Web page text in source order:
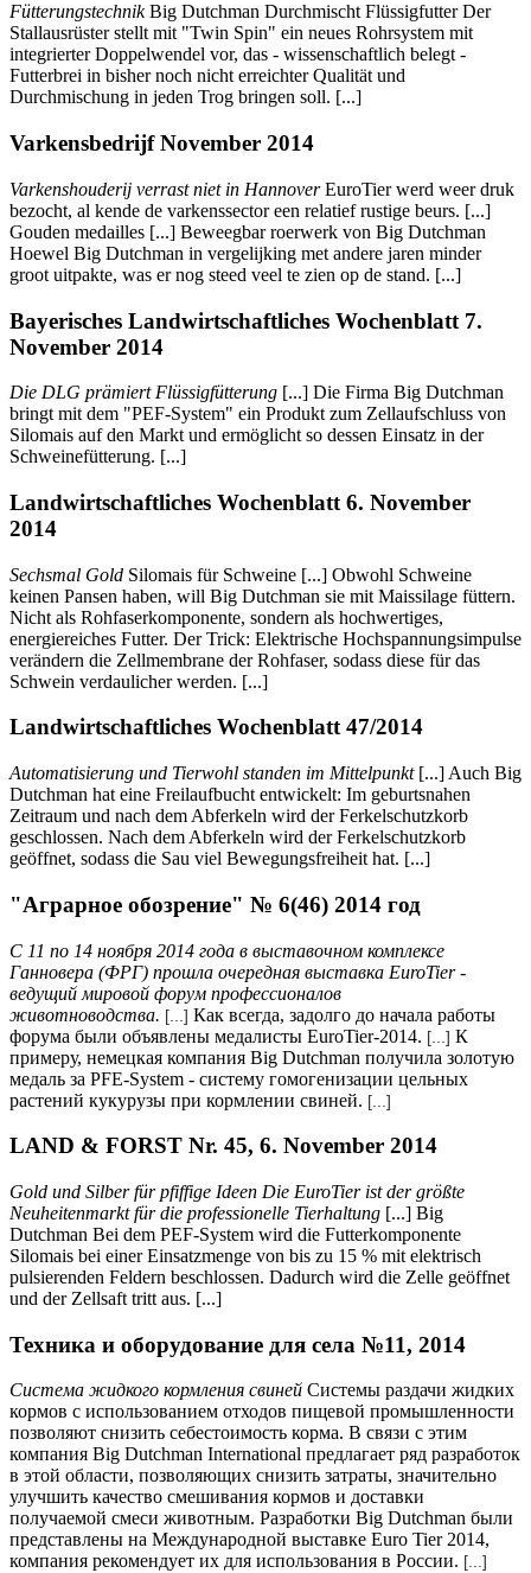
FütterungstechnikBig Dutchman Durchmischt Flüssigfutter Der
Stallausrüster stellt mit "Twin Spin" ein neues Rohrsystem mit
integrierter Doppelwendel vor, das - wissenschaftlich belegt -
Futterbrei in bisher noch nicht erreichter Qualität und
Durchmischung in jeden Trog bringen soll. [...]
Varkensbedrijf November 2014
Varkenshouderij verrast niet in HannoverEuroTier werd weer druk
bezocht, al kende de varkenssector een relatief rustige beurs. [...]
Gouden medailles [...] Beweegbar roerwerk von Big Dutchman
Hoewel Big Dutchman in vergelijking met andere jaren minder
groot uitpakte, was er nog steed veel te zien op de stand. [...]
Bayerisches Landwirtschaftliches Wochenblatt 7.
November 2014
Die DLG prämiert Flüssigfütterung [...] Die Firma Big Dutchman
bringt mit dem "PEF-System" ein Produkt zum Zellaufschluss von
Silomais auf den Markt und ermöglicht so dessen Einsatz in der
Schweinefütterung. [...]
Landwirtschaftliches Wochenblatt 6. November
2014
Sechsmal Gold Silomais für Schweine [...] Obwohl Schweine
keinen Pansen haben, will Big Dutchman sie mit Maissilage füttern.
Nicht als Rohfaserkomponente, sondern als hochwertiges,
energiereiches Futter. Der Trick: Elektrische Hochspannungsimpulse
verändern die Zellmembrane der Rohfaser, sodass diese für das
Schwein verdaulicher werden. [...]
Landwirtschaftliches Wochenblatt 47/2014
Automatisierung und Tierwohl standen im Mittelpunkt [...] Auch Big
Dutchman hat eine Freilaufbucht entwickelt: Im geburtsnahen
Zeitraum und nach dem Abferkeln wird der Ferkelschutzkorb
geschlossen. Nach dem Abferkeln wird der Ferkelschutzkorb
geöffnet, sodass die Sau viel Bewegungsfreiheit hat. [...]
"Аграрное обозрение" № 6(46) 2014 год
С 11 по 14 ноября 2014 года в выставочном комплексе
Ганновера (ФРГ) прошла очередная выставка EuroTier -
ведущий мировой форум профессионалов
животноводства. [...] Как всегда, задолго до начала работы
форума были объявлены медалисты EuroTier-2014. [...] К
примеру, немецкая компания Big Dutchman получила золотую
медаль за PFE-System - систему гомогенизации цельных
растений кукурузы при кормлении свиней. [...]
LAND & FORST Nr. 45, 6. November 2014
Gold und Silber für pfiffige Ideen Die EuroTier ist der größte
Neuheitenmarkt für die professionelle Tierhaltung [...] Big
Dutchman Bei dem PEF-System wird die Futterkomponente
Silomais bei einer Einsatzmenge von bis zu 15 % mit elektrisch
pulsierenden Feldern beschlossen. Dadurch wird die Zelle geöffnet
und der Zellsaft tritt aus. [...]
Техника и оборудование для села №11, 2014
Система жидкого кормления свиней Системы раздачи жидких
кормов с использованием отходов пищевой промышленности
позволяют снизить себестоимость корма. В связи с этим
компания Big Dutchman International предлагает ряд разработок
в этой области, позволяющих снизить затраты, значительно
улучшить качество смешивания кормов и доставки
получаемой смеси животным. Разработки Big Dutchman были
представлены на Международной выставке Euro Tier 2014,
компания рекомендует их для использования в России. [...]